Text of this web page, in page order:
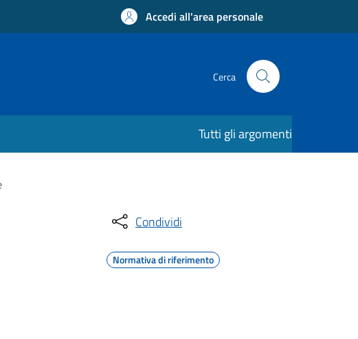
Accedi all'area personale
Cerca
Tutti gli argomenti
Condividi
Normativa di riferimento